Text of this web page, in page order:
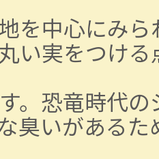
を中心にみ
い実をつける
。恐竜時代
臭いがあるた